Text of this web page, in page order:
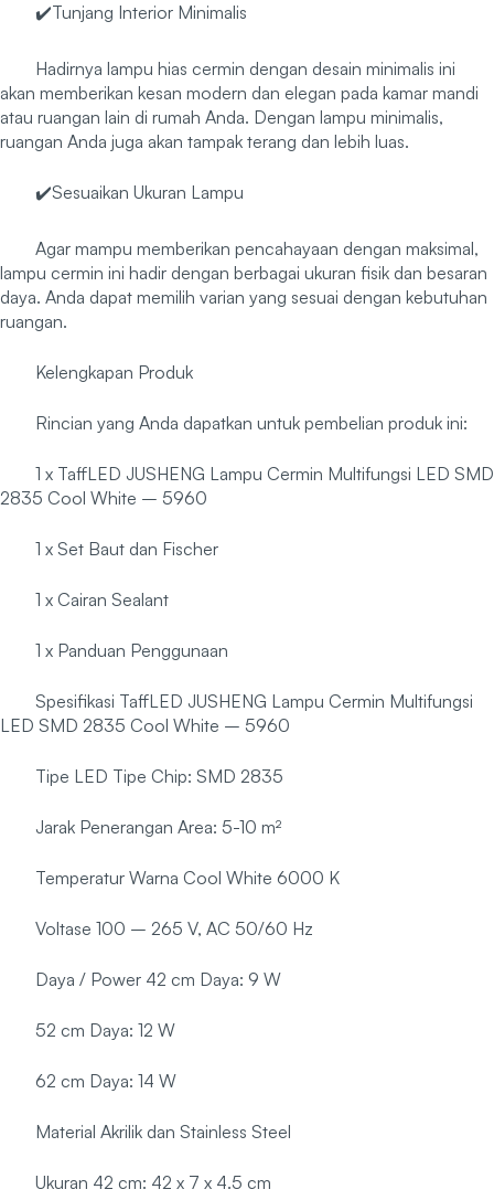
✔️Tunjang Interior Minimalis
Hadirnya lampu hias cermin dengan desain minimalis ini
akan memberikan kesan modern dan elegan pada kamar mandi
atau ruangan lain di rumah Anda. Dengan lampu minimalis,
ruangan Anda juga akan tampak terang dan lebih luas.
✔️Sesuaikan Ukuran Lampu
Agar mampu memberikan pencahayaan dengan maksimal,
lampu cermin ini hadir dengan berbagai ukuran fisik dan besaran
daya. Anda dapat memilih varian yang sesuai dengan kebutuhan
ruangan.
Kelengkapan Produk
Rincian yang Anda dapatkan untuk pembelian produk ini:
1 x TaffLED JUSHENG Lampu Cermin Multifungsi LED SMD
2835 Cool White – 5960
1 x Set Baut dan Fischer
1 x Cairan Sealant
1 x Panduan Penggunaan
Spesifikasi TaffLED JUSHENG Lampu Cermin Multifungsi
LED SMD 2835 Cool White – 5960
Tipe LED Tipe Chip: SMD 2835
Jarak Penerangan Area: 5-10 m²
Temperatur Warna Cool White 6000 K
Voltase 100 – 265 V, AC 50/60 Hz
Daya / Power 42 cm Daya: 9 W
52 cm Daya: 12 W
62 cm Daya: 14 W
Material Akrilik dan Stainless Steel
Ukuran 42 cm: 42 x 7 x 4.5 cm